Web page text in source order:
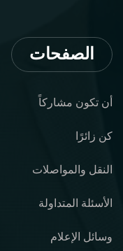
الصفحات
أن تكون مشاركاً
كن زائرًا
النقل والمواصلات
الأسئلة المتداولة
وسائل الإعلام